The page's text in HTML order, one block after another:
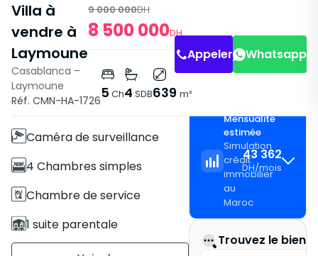
Villa à
vendre à
Laymoune
9 000 000DH
8 500 000DH
Casablanca –
Laymoune
Réf. CMN-HA-17265 Ch4 SDB639 m²
Appeler Whatsapp
Caractéristiques
Villa
Caméra de surveillance
4 Chambres simples
Chambre de service
1 suite parentale
Mensualité
estimée
Simulation
crédit
immobilier
au
Maroc
43 362
DH/mois
Trouvez le bien